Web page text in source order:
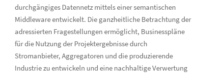
durchgängiges Datennetz mittels einer semantischen
Middleware entwickelt. Die ganzheitliche Betrachtung der
adressierten Fragestellungen ermöglicht, Businesspläne
für die Nutzung der Projektergebnisse durch
Stromanbieter, Aggregatoren und die produzierende
Industrie zu entwickeln und eine nachhaltige Verwertung